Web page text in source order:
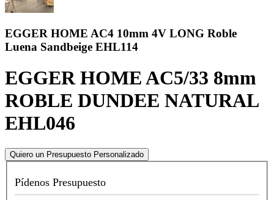
EGGER HOME AC4 10mm 4V LONG Roble
Luena Sandbeige EHL114
EGGER HOME AC5/33 8mm
ROBLE DUNDEE NATURAL
EHL046
Quiero un Presupuesto Personalizado
Pídenos Presupuesto